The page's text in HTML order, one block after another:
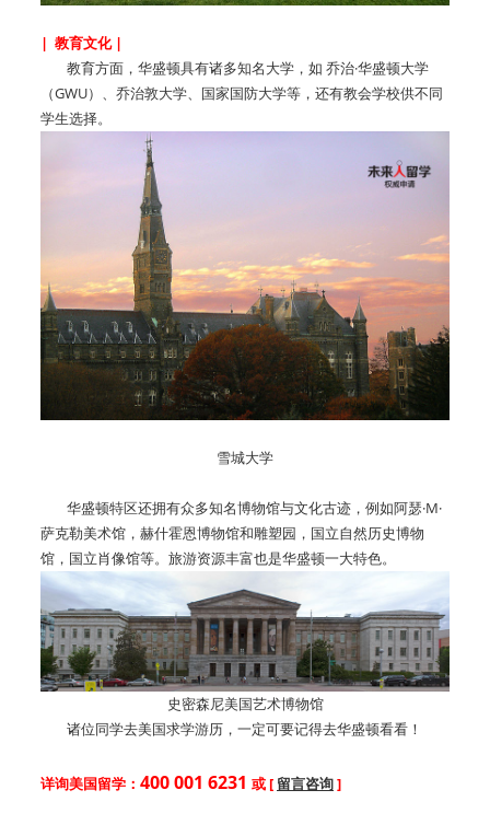
| 教育文化 |
教育方面，华盛顿具有诸多知名大学，如 乔治·华盛顿大学
（GWU）、乔治敦大学、国家国防大学等，还有教会学校供不同
学生选择。
雪城大学
华盛顿特区还拥有众多知名博物馆与文化古迹，例如阿瑟·M·
萨克勒美术馆，赫什霍恩博物馆和雕塑园，国立自然历史博物
馆，国立肖像馆等。旅游资源丰富也是华盛顿一大特色。
史密森尼美国艺术博物馆
诸位同学去美国求学游历，一定可要记得去华盛顿看看！
详询美国留学： 400 001 6231 或 [ 留言咨询]